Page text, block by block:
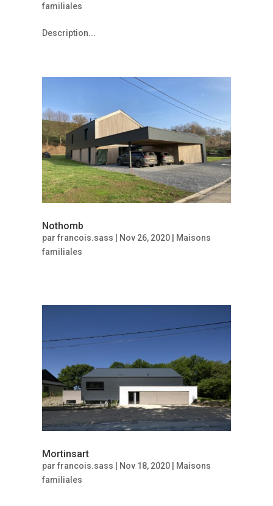
familiales
Description...
Nothomb
par francois.sass Nov 26, 2020|
Maisons
familiales
Mortinsart
par francois.sass Nov 18, 2020|
Maisons
familiales